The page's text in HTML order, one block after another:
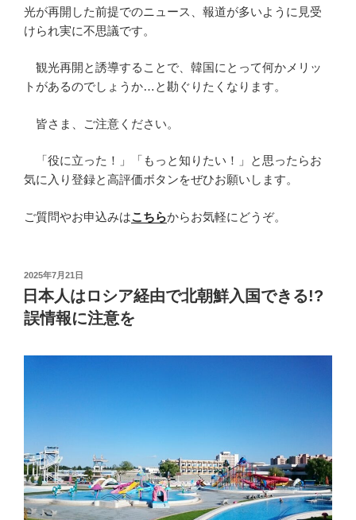
光が再開した前提でのニュース、報道が多いように見受
けられ実に不思議です。
観光再開と誘導することで、韓国にとって何かメリッ
トがあるのでしょうか…と勘ぐりたくなります。
皆さま、ご注意ください。
「役に立った！」「もっと知りたい！」と思ったらお
気に入り登録と高評価ボタンをぜひお願いします。
ご質問やお申込みはこちらからお気軽にどうぞ。
投
稿
日:
2025年7月21日
日本人はロシア経由で北朝鮮入国できる!?
誤情報に注意を